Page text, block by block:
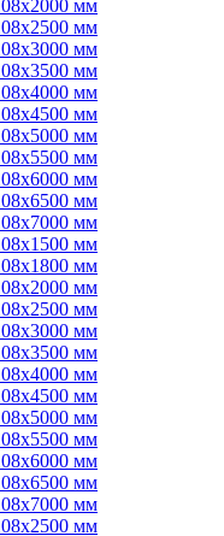
мм
мм
мм
мм
мм
мм
мм
мм
мм
мм
мм
мм
мм
мм
мм
мм
мм
мм
мм
мм
мм
мм
мм
мм
мм